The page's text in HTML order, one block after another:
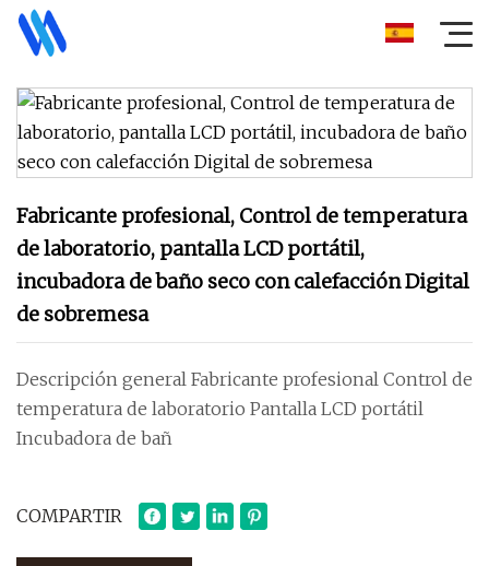
Fabricante profesional, Control de temperatura
de laboratorio, pantalla LCD portátil,
incubadora de baño seco con calefacción Digital
de sobremesa
Descripción general Fabricante profesional Control de
temperatura de laboratorio Pantalla LCD portátil
Incubadora de bañ
COMPARTIR